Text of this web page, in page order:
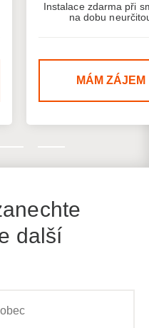
Instalace zdarma při
na dobu
MÁM ZÁJEM
další